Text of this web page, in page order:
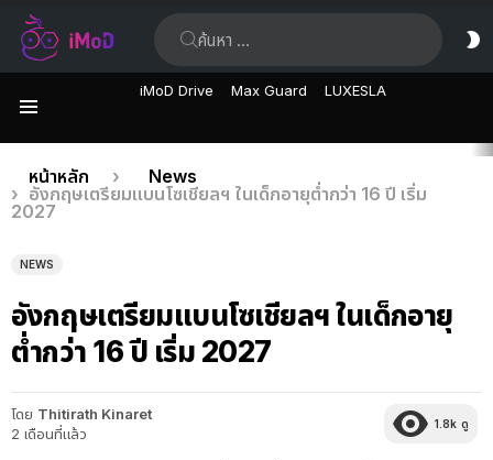
iMoD Drive Max Guard LUXESLA
เรื่อง
ล่าสุด
คุณอยู่ที่นี่:
หน้าหลัก
News
อังกฤษเตรียมแบนโซเชียลฯ ในเด็กอายุต่ำกว่า 16 ปี เริ่ม
2027
NEWS
อังกฤษเตรียมแบนโซเชียลฯ ในเด็กอายุ
ต่ำกว่า 16 ปี เริ่ม 2027
โดย Thitirath Kinaret
2 เดือนที่แล้ว
1.8k ดู